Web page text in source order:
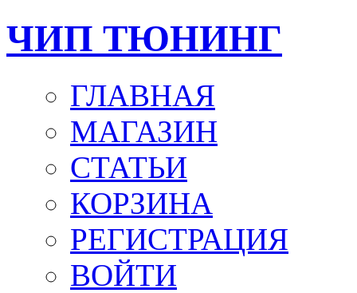
ЧИП ТЮНИНГ
ГЛАВНАЯ
МАГАЗИН
СТАТЬИ
КОРЗИНА
РЕГИСТРАЦИЯ
ВОЙТИ